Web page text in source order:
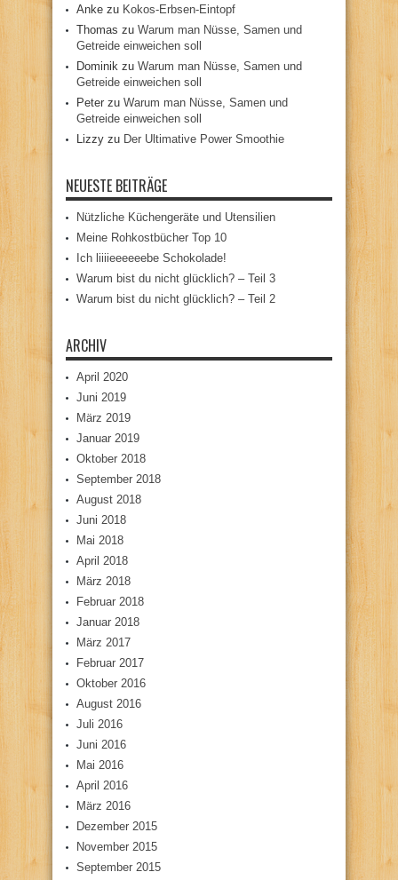
Anke zu Kokos-Erbsen-Eintopf
Thomas zu Warum man Nüsse, Samen und
Getreide einweichen soll
Dominik zu Warum man Nüsse, Samen und
Getreide einweichen soll
Peter zu Warum man Nüsse, Samen und
Getreide einweichen soll
Lizzy zu Der Ultimative Power Smoothie
NEUESTE BEITRÄGE
Nützliche Küchengeräte und Utensilien
Meine Rohkostbücher Top 10
Ich liiiieeeeeebe Schokolade!
Warum bist du nicht glücklich? – Teil 3
Warum bist du nicht glücklich? – Teil 2
ARCHIV
April 2020
Juni 2019
März 2019
Januar 2019
Oktober 2018
September 2018
August 2018
Juni 2018
Mai 2018
April 2018
März 2018
Februar 2018
Januar 2018
März 2017
Februar 2017
Oktober 2016
August 2016
Juli 2016
Juni 2016
Mai 2016
April 2016
März 2016
Dezember 2015
November 2015
September 2015